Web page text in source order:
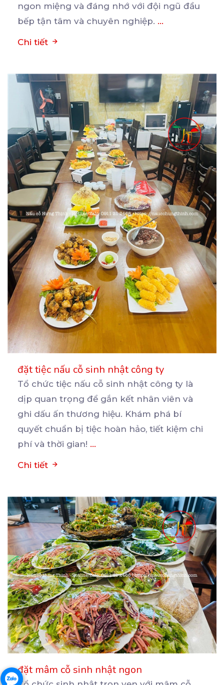
ngon miệng và đáng nhớ với đội ngũ đầu
bếp tận tâm và chuyên nghiệp. ...
Chi tiết
đặt tiệc nấu cỗ sinh nhật công ty
Tổ chức tiệc nấu cỗ sinh nhật công ty là
dịp quan trọng để gắn kết nhân viên và
ghi dấu ấn thương hiệu. Khám phá bí
quyết chuẩn bị tiệc hoàn hảo, tiết kiệm chi
phí và thời gian! ...
Chi tiết
đặt mâm cỗ sinh nhật ngon